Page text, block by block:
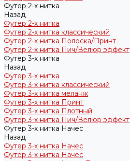
Футер 2-х нитка
Назад
Футер 2-х нитка
Футер 2-х нитка классический
Футер 2-х нитка Полоска/Принт
Футер 2-х нитка Пич/Велюр эффект
Футер 3-х нитка
Назад
Футер 3-х нитка
Футер 3-х нитка классический
Футер 3-х нитка меланж
Футер 3-х нитка Принт
Футер 3-х нитка Плотный
Футер 3-х нитка Пич/Велюр эффект
Футер 3-х нитка Начес
Назад
Футер 3-х нитка Начес
Футер 3-х нитка Начес